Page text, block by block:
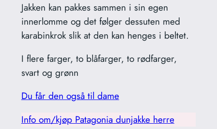
Jakken kan pakkes sammen i sin egen
innerlomme og det følger dessuten med
karabinkrok slik at den kan henges i beltet.
I flere farger, to blåfarger, to rødfarger,
svart og grønn
Du får den også til dame
Info om/kjøp Patagonia dunjakke herre